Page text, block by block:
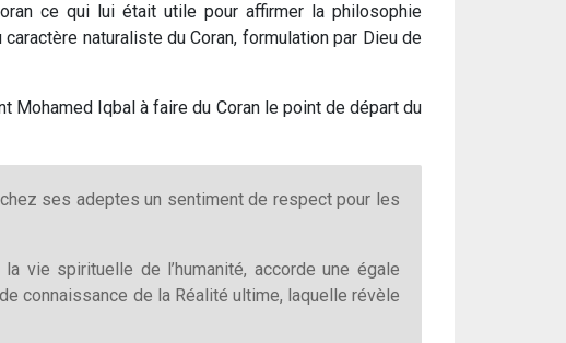
ce qui lui était utile pour affirmer la philosophie
naturaliste du Coran, formulation par Dieu de
Mohamed Iqbal à faire du Coran le point de départ du
chez ses adeptes un sentiment de respect pour les
vie spirituelle de l’humanité, accorde une égale
connaissance de la Réalité ultime, laquelle révèle